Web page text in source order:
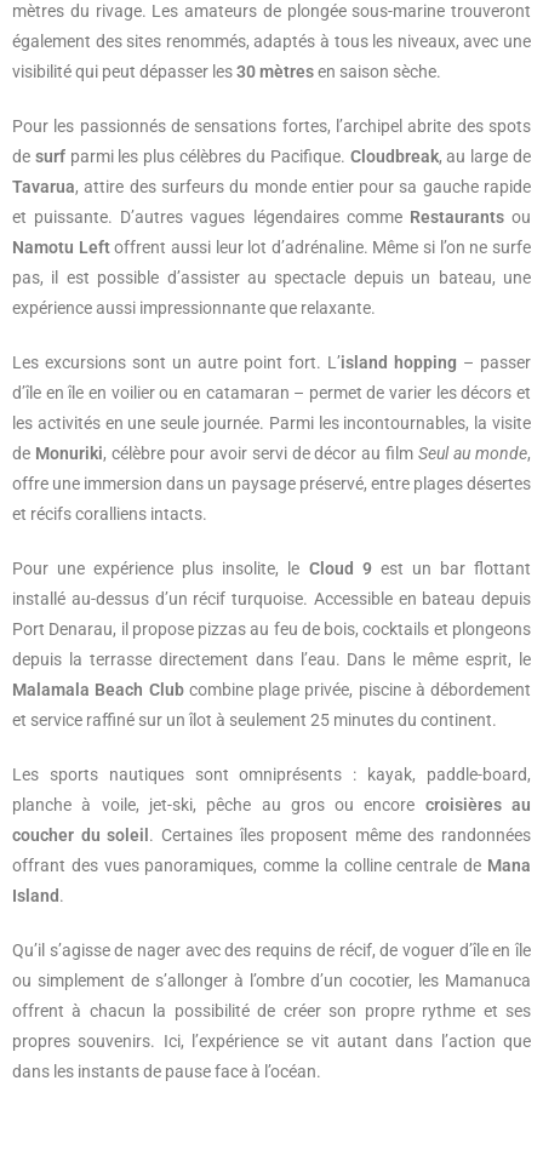
mètres du rivage. Les amateurs de plongée sous-marine trouveront
également des sites renommés, adaptés à tous les niveaux, avec une
visibilité qui peut dépasser les30 mètresen saison sèche.
Pour les passionnés de sensations fortes, l’archipel abrite des spots
de surfparmi les plus célèbres du Pacifique. Cloudbreak, au large de
Tavarua, attire des surfeurs du monde entier pour sa gauche rapide
et puissante. D’autres vagues légendaires comme Restaurantsou
Namotu Leftoffrent aussi leur lot d’adrénaline. Même si l’on ne surfe
pas, il est possible d’assister au spectacle depuis un bateau, une
expérience aussi impressionnante que relaxante.
Les excursions sont un autre point fort. L’island hopping – passer
d’île en île en voilier ou en catamaran – permet de varier les décors et
les activités en une seule journée. Parmi les incontournables, la visite
de Monuriki, célèbre pour avoir servi de décor au filmSeul au monde,
offre une immersion dans un paysage préservé, entre plages désertes
et récifs coralliens intacts.
Pour une expérience plus insolite, le Cloud 9est un bar flottant
installé au-dessus d’un récif turquoise. Accessible en bateau depuis
Port Denarau, il propose pizzas au feu de bois, cocktails et plongeons
depuis la terrasse directement dans l’eau. Dans le même esprit, le
Malamala Beach Clubcombine plage privée, piscine à débordement
et service raffiné sur un îlot à seulement 25 minutes du continent.
Les sports nautiques sont omniprésents : kayak, paddle-board,
planche à voile, jet-ski, pêche au gros ou encore croisières au
coucher du soleil . Certaines îles proposent même des randonnées
offrant des vues panoramiques, comme la colline centrale de Mana
Island.
Qu’il s’agisse de nager avec des requins de récif, de voguer d’île en île
ou simplement de s’allonger à l’ombre d’un cocotier, les Mamanuca
offrent à chacun la possibilité de créer son propre rythme et ses
propres souvenirs. Ici, l’expérience se vit autant dans l’action que
dans les instants de pause face à l’océan.